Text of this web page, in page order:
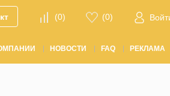
(0) (0)
НОВОСТИ FAQ РЕКЛАМА